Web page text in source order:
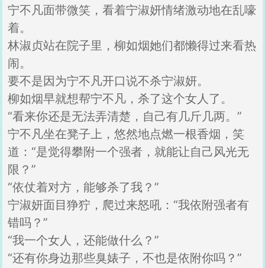
宁不凡面带微笑，看着宁淑妍情绪激动地在乱嚎
着。
林淑贞站在院子里，柳如烟她们都懒得过来看热
闹。
要不是因为宁不凡开口说不杀宁淑妍。
柳如烟早就想帮宁不凡，杀了这个女人了。
“看来你还是无法弄清楚，自己有几斤几两。”
宁不凡坐在凳子上，悠然地点燃一根香烟，笑
道：“是觉得攀附一个强者，就能让自己风光无
限？”
“依仗着对方，能够杀了我？”
宁淑妍面目狰狞，爬过来怒吼：“我依附强者有
错吗？”
“我一个女人，还能做什么？”
“还有你身边那些臭婊子，不也是依附你吗？”